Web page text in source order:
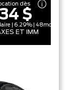
dès
$
| 6.29% | 48mo
ET IMM